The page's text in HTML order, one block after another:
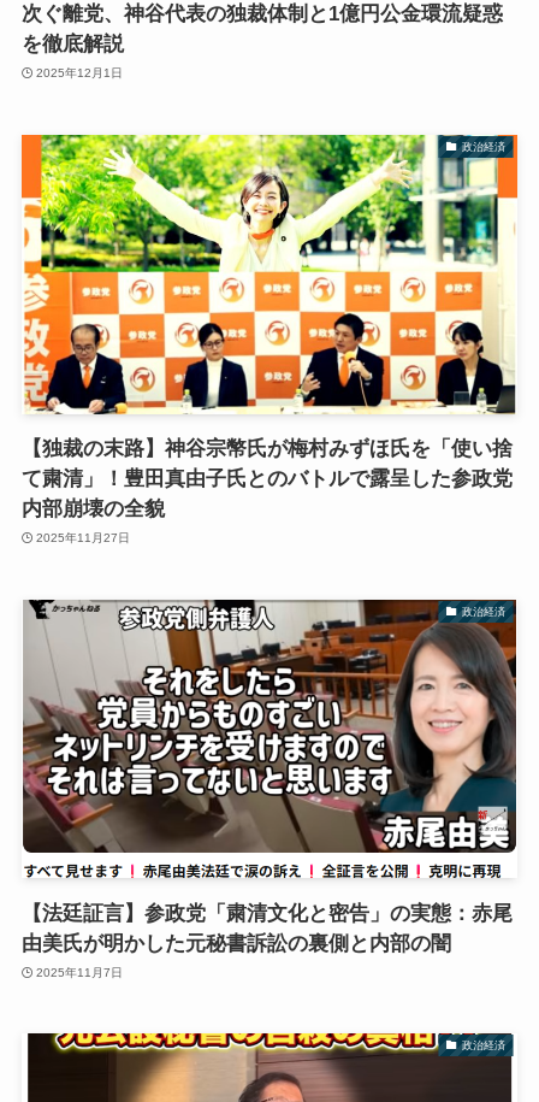
次ぐ離党、神谷代表の独裁体制と1億円公金環流疑惑
を徹底解説
2025年12月1日
政治経済
【独裁の末路】神谷宗幣氏が梅村みずほ氏を「使い捨
て粛清」！豊田真由子氏とのバトルで露呈した参政党
内部崩壊の全貌
2025年11月27日
政治経済
【法廷証言】参政党「粛清文化と密告」の実態：赤尾
由美氏が明かした元秘書訴訟の裏側と内部の闇
2025年11月7日
政治経済